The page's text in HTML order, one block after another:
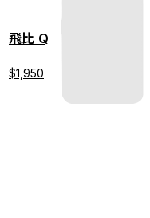
飛比 Q
$1,950